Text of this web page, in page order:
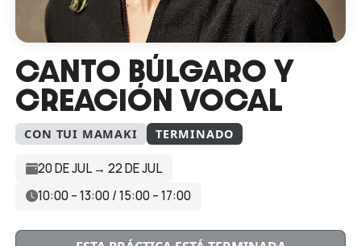
CANTO BÚLGARO Y
CREACIÓN VOCAL
CON TUI MAMAKI TERMINADO
20 DE JUL → 22 DE JUL
10:00 – 13:00 / 15:00 – 17:00